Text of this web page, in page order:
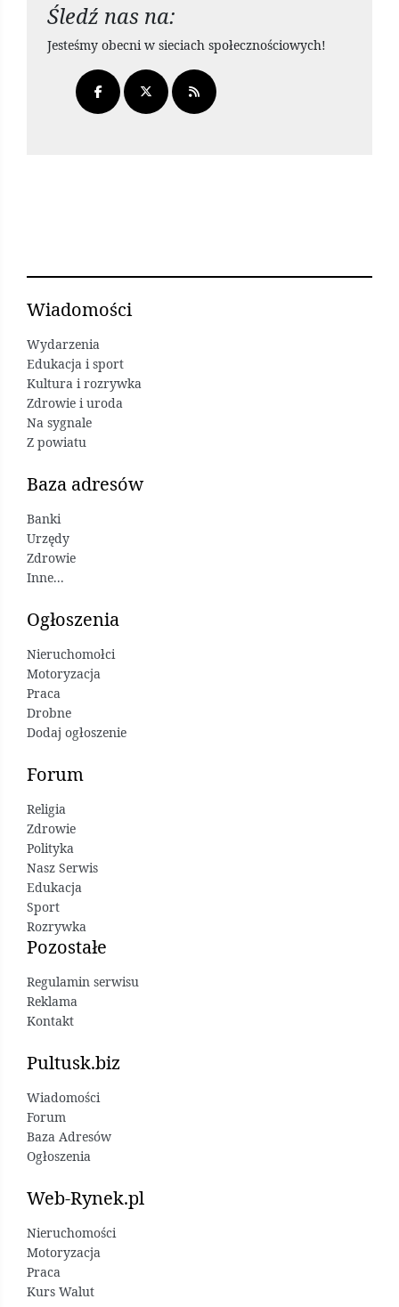
Śledź nas na:
Jesteśmy obecni w sieciach społecznościowych!
Wiadomości
Wydarzenia
Edukacja i sport
Kultura i rozrywka
Zdrowie i uroda
Na sygnale
Z powiatu
Baza adresów
Banki
Urzędy
Zdrowie
Inne...
Ogłoszenia
Nieruchomołci
Motoryzacja
Praca
Drobne
Dodaj ogłoszenie
Forum
Religia
Zdrowie
Polityka
Nasz Serwis
Edukacja
Sport
Rozrywka
Pozostałe
Regulamin serwisu
Reklama
Kontakt
Pultusk.biz
Wiadomości
Forum
Baza Adresów
Ogłoszenia
Web-Rynek.pl
Nieruchomości
Motoryzacja
Praca
Kurs Walut